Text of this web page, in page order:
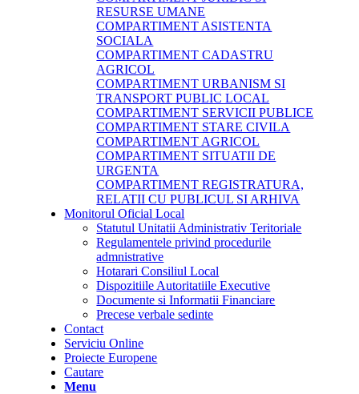
RESURSE UMANE
COMPARTIMENT ASISTENTA
SOCIALA
COMPARTIMENT CADASTRU
AGRICOL
COMPARTIMENT URBANISM SI
TRANSPORT PUBLIC LOCAL
COMPARTIMENT SERVICII PUBLICE
COMPARTIMENT STARE CIVILA
COMPARTIMENT AGRICOL
COMPARTIMENT SITUATII DE
URGENTA
COMPARTIMENT REGISTRATURA,
RELATII CU PUBLICUL SI ARHIVA
Monitorul Oficial Local
Statutul Unitatii Administrativ Teritoriale
Regulamentele privind procedurile
admnistrative
Hotarari Consiliul Local
Dispozitiile Autoritatiile Executive
Documente si Informatii Financiare
Precese verbale sedinte
Contact
Serviciu Online
Proiecte Europene
Cautare
Menu